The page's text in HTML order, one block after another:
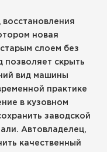
новая
слоем без
позволяет скрыть
вид машины
практике
в кузовном
заводской
Автовладелец,
качественный